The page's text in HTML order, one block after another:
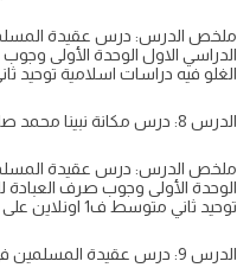
ملخص الدرس: درس عقيدة المسلمين
الدراسي الاول الوحدة الأولى
الغلو فيه دراسات اسلامية توحيد ثاني متوسط ف1
الدرس 8: درس مكانة نبينا محمد صلى الله عليه وسلم والتحذير من الغلو فيه مادة التوحيد الدراسات الاسلامية للصف الثاني المتوسط الفصل الدراسي الاول
ملخص الدرس: درس عقيدة المسلمين
الوحدة الأولى وجوب صرف
توحيد ثاني متوسط ف1 اونلاين على موقع معلمك
الدرس 9: درس عقيدة المسلمين في نبي الله عيسى ابن مريم عليه السلام والتحذير من الغلو فيه مادة التوحيد الدراسات الاسلامية للصف الثاني المتوسط الفصل